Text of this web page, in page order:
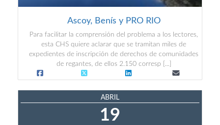
Ascoy, Benís y PRO RIO
Para facilitar la comprensión del problema a los lectores,
esta CHS quiere aclarar que se tramitan miles de
expedientes de inscripción de derechos de comunidades
de regantes, de ellos 2.150 corresp [...]
ABRIL
19